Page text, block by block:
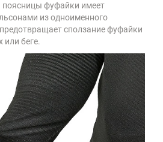
поясницы фуфайки имеет
из одноименного
сползание фуфайки
или беге.